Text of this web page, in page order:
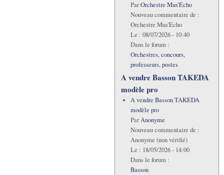
ParOrchestre Mus'Echo
Nouveau commentaire de :
Orchestre Mus'Echo
Le : 08/07/2026 - 10:40
Dans le forum :
Orchestres, concours,
professeurs, postes
A vendre Basson TAKEDA
modèle pro
A vendre Basson TAKEDA
modèle pro
ParAnonyme
Nouveau commentaire de :
Anonyme (non vérifié)
Le : 18/05/2026 - 14:00
Dans le forum :
Basson